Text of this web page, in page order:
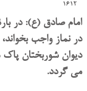
1612
امام صادق (ع): در
در نماز واجب
دیوان شوربختان
می گردد.